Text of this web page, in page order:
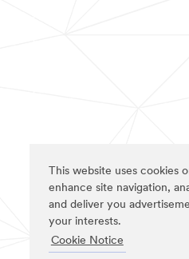
This website uses cookies
enhance site navigation,
and deliver you
your interests.
Cookie Notice